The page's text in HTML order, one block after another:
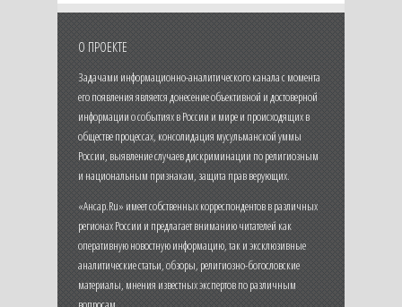
О ПРОЕКТЕ
Задачами информационно-аналитического канала с момента
его появления является донесение объективной и достоверной
информации о событиях в России и мире и происходящих в
обществе процессах, консолидация мусульманской уммы
России, выявление случаев дискриминации по религиозным
и национальным признакам, защита прав верующих.
«Ансар.Ru» имеет собственных корреспондентов в различных
регионах России и предлагает вниманию читателей как
оперативную новостную информацию, так и эксклюзивные
аналитические статьи, обзоры, религиозно-богословские
материалы, мнения известных экспертов по различным